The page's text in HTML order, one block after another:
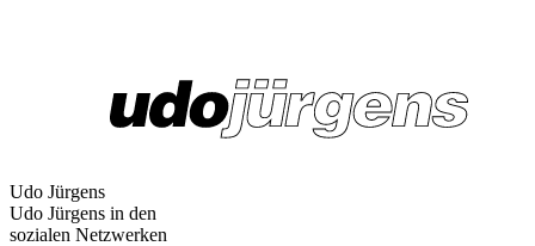
Udo Jürgens
Udo Jürgens in den
sozialen Netzwerken